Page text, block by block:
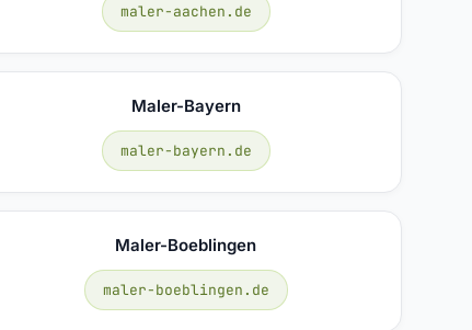
maler-aachen.de
Maler-Bayern
maler-bayern.de
Maler-Boeblingen
maler-boeblingen.de